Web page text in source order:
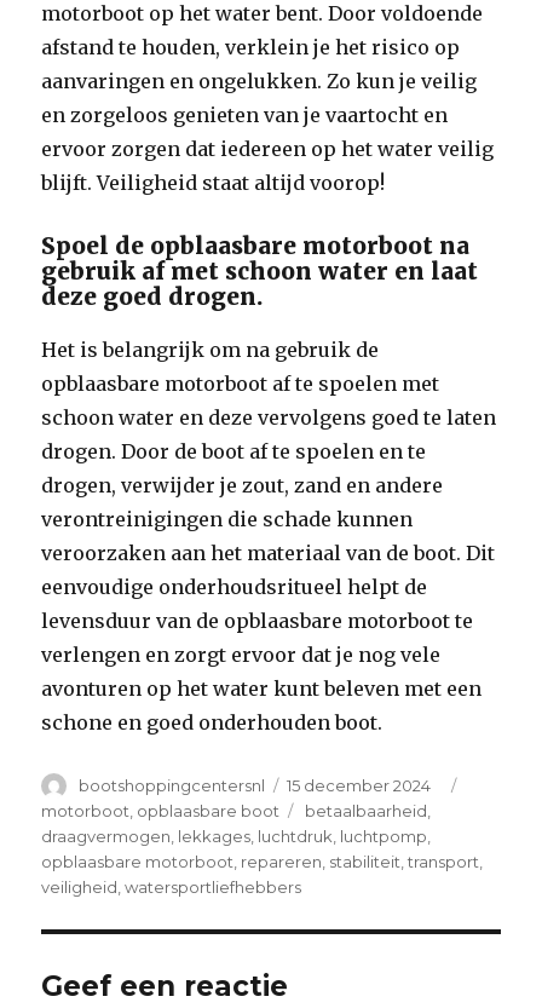
motorboot op het water bent. Door voldoende
afstand te houden, verklein je het risico op
aanvaringen en ongelukken. Zo kun je veilig
en zorgeloos genieten van je vaartocht en
ervoor zorgen dat iedereen op het water veilig
blijft. Veiligheid staat altijd voorop!
Spoel de opblaasbare motorboot na
gebruik af met schoon water en laat
deze goed drogen.
Het is belangrijk om na gebruik de
opblaasbare motorboot af te spoelen met
schoon water en deze vervolgens goed te laten
drogen. Door de boot af te spoelen en te
drogen, verwijder je zout, zand en andere
verontreinigingen die schade kunnen
veroorzaken aan het materiaal van de boot. Dit
eenvoudige onderhoudsritueel helpt de
levensduur van de opblaasbare motorboot te
verlengen en zorgt ervoor dat je nog vele
avonturen op het water kunt beleven met een
schone en goed onderhouden boot.
Author
bootshoppingcentersnl
Posted
on
15 december 2024
motorboot opblaasbare boot Tags
betaalbaarheid
draagvermogen lekkages luchtdruk luchtpomp
opblaasbare motorboot repareren stabiliteit ,transport
veiligheid ,watersportliefhebbers
Geef een reactie